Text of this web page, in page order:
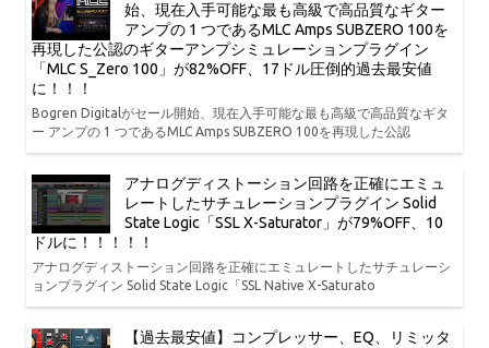
始、現在入手可能な最も高級で高品質なギター
アンプの 1 つであるMLC Amps SUBZERO 100を
再現した公認のギターアンプシミュレーションプラグイン
「MLC S_Zero 100」が82%OFF、17ドル圧倒的過去最安値
に！！！
Bogren Digitalがセール開始、現在入手可能な最も高級で高品質なギタ
ー アンプの 1 つであるMLC Amps SUBZERO 100を再現した公認
アナログディストーション回路を正確にエミュ
レートしたサチュレーションプラグイン Solid
State Logic「SSL X-Saturator」が79%OFF、10
ドルに！！！！！
アナログディストーション回路を正確にエミュレートしたサチュレーシ
ョンプラグイン Solid State Logic「SSL Native X-Saturato
【過去最安値】コンプレッサー、EQ、リミッタ